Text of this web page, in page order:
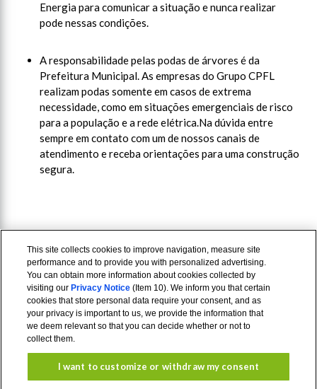
Energia para comunicar a situação e nunca realizar
pode nessas condições.
A responsabilidade pelas podas de árvores é da
Prefeitura Municipal. As empresas do Grupo CPFL
realizam podas somente em casos de extrema
necessidade, como em situações emergenciais de risco
para a população e a rede elétrica.Na dúvida entre
sempre em contato com um de nossos canais de
atendimento e receba orientações para uma construção
segura.
This site collects cookies to improve navigation, measure site
performance and to provide you with personalized advertising.
You can obtain more information about cookies collected by
visiting our Privacy Notice(Item 10). We inform you that certain
cookies that store personal data require your consent, and as
your privacy is important to us, we provide the information that
we deem relevant so that you can decide whether or not to
collect them.
I want to customize or withdraw my consent